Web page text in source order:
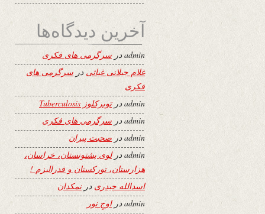
آخرین دیدگاه‌ها
adminدر سرگرمی های فکری
غلام جیلانی غیاثی در سرگرمی های
فکری
adminدرتوبرکلوز Tuberculosis
adminدر سرگرمی های فکری
adminدر صحبت پیران
adminدرلوی پشتونستان، خراسان،
هزارستان، تورکستان و فدرالیزم !
اسدالله حیدری درنمکدان
adminدراوجِ نور